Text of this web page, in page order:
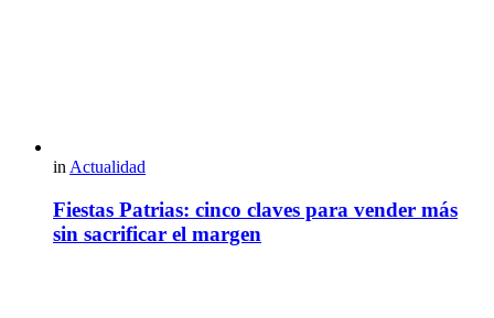
in Actualidad
Fiestas Patrias: cinco claves para vender más
sin sacrificar el margen